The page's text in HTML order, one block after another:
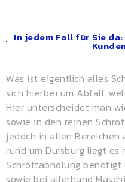
In jedem Fall für Sie
Was ist eigentlich alles
sich hierbei um Abfall,
Hier unterscheidet man
sowie in den reinen
jedoch in allen Bereichen
rund um Duisburg liegt es
Schrottabholung benötigt
sowie bei allerhand